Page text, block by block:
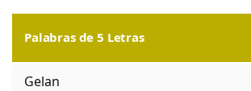
Palabras de 5 Letras
Gelan